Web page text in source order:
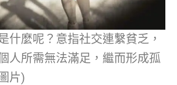
什麼呢？意指社交連繫貧乏，
人所需無法滿足，繼而形成孤
片)